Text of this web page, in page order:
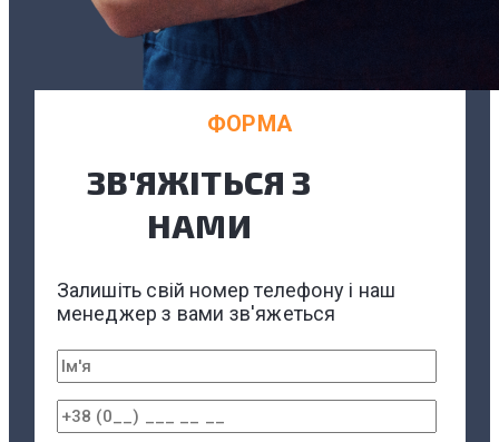
ФОРМА
ЗВ'ЯЖІТЬСЯ З
НАМИ
Залишіть свій номер телефону і наш
менеджер з вами зв'яжеться